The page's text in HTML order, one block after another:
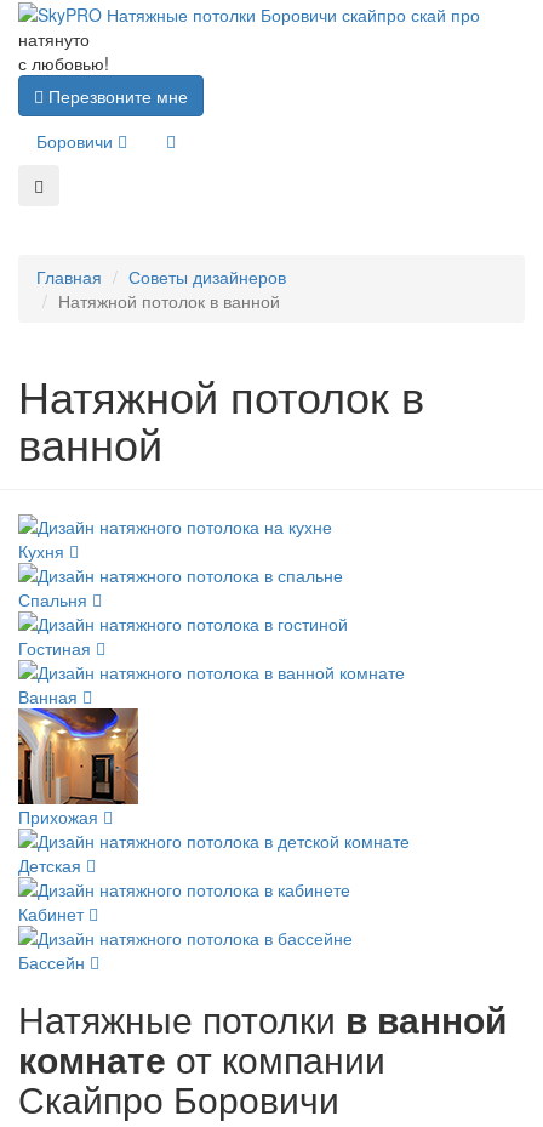
натянуто
с любовью!
Перезвоните мне
Боровичи
Главная
Советы дизайнеров
Натяжной потолок в ванной
Натяжной потолок в
ванной
Кухня
Спальня
Гостиная
Ванная
Прихожая
Детская
Кабинет
Бассейн
Натяжные потолки в ванной
комнате от компании
Скайпро Боровичи